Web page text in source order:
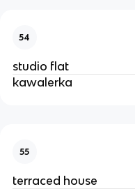
54
studio flat
kawalerka
55
terraced house